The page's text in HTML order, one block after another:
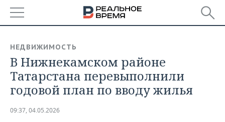
БАШКОРТОСТАН
ТАТАРСТАН
НОВОСТИ
АНАЛИТИКА
НЕДВИЖИМОСТЬ
В Нижнекамском районе
Татарстана перевыполнили
годовой план по вводу жилья
09:37, 04.05.2026